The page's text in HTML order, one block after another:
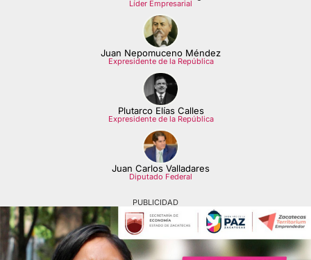
Líder Empresarial
Juan Nepomuceno Méndez
Expresidente de la República
Plutarco Elías Calles
Expresidente de la República
Juan Carlos Valladares
Diputado Federal
PUBLICIDAD